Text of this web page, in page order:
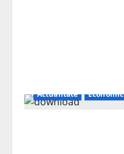
Actualitate Economic